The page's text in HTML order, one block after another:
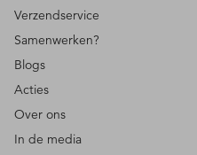
Verzendservice
Samenwerken?
Blogs
Acties
Over ons
In de media